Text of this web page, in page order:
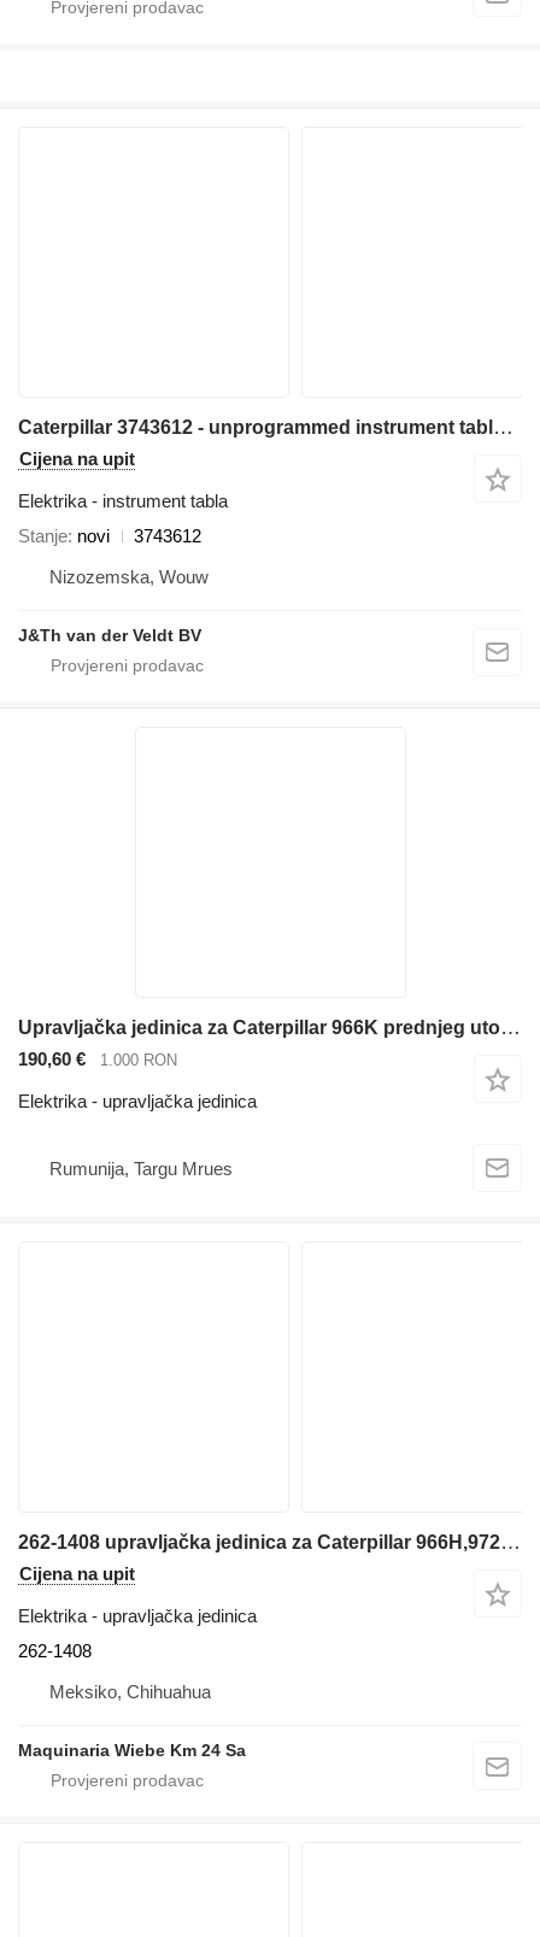
Caterpillar 3743612 - unprogrammed instrument tabla za 972M 966M prednjeg utovarivača
Cijena na upit
Elektrika - instrument tabla
Stanje novi
3743612
Nizozemska, Wouw
J&Th van der Veldt BV
Upravljačka jedinica za Caterpillar 966K prednjeg utovarivača
190,60 € 1.000 RON
Elektrika - upravljačka jedinica
Rumunija, Targu Mrues
262-1408 upravljačka jedinica za Caterpillar 966H,972H,950H,D6R,D7R prednjeg utovarivača
Cijena na upit
Elektrika - upravljačka jedinica
262-1408
Meksiko, Chihuahua
Maquinaria Wiebe Km 24 Sa